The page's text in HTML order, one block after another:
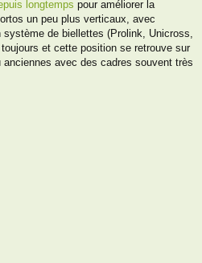
longtemps pour améliorer la
un peu plus verticaux, avec
système de biellettes (Prolink, Unicross,
et cette position se retrouve sur
avec des cadres souvent très